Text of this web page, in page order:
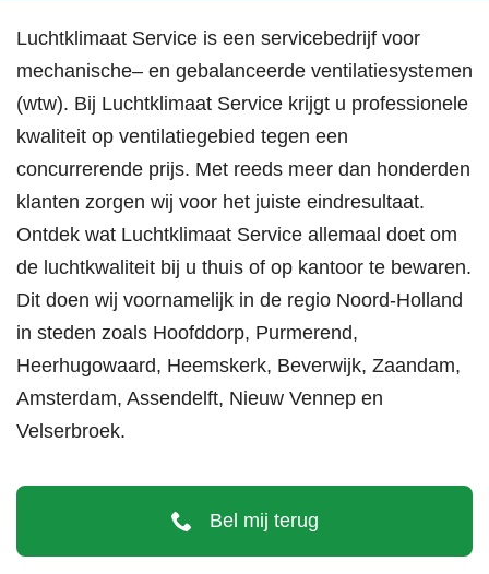
Luchtklimaat Service is een servicebedrijf voor
mechanische– en gebalanceerde ventilatiesystemen
(wtw). Bij Luchtklimaat Service krijgt u professionele
kwaliteit op ventilatiegebied tegen een
concurrerende prijs. Met reeds meer dan honderden
klanten zorgen wij voor het juiste eindresultaat.
Ontdek wat Luchtklimaat Service allemaal doet om
de luchtkwaliteit bij u thuis of op kantoor te bewaren.
Dit doen wij voornamelijk in de regio Noord-Holland
in steden zoals Hoofddorp, Purmerend,
Heerhugowaard, Heemskerk, Beverwijk, Zaandam,
Amsterdam, Assendelft, Nieuw Vennep en
Velserbroek.
Bel mij terug